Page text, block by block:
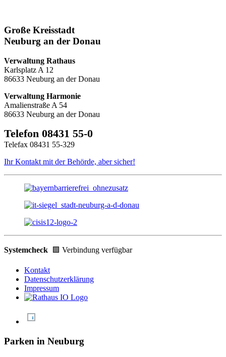
Große Kreisstadt
Neuburg an der Donau
Verwaltung Rathaus
Karlsplatz A 12
86633 Neuburg an der Donau
Verwaltung Harmonie
Amalienstraße A 54
86633 Neuburg an der Donau
Telefon 08431 55-0
Telefax 08431 55-329
Ihr Kontakt mit der Behörde, aber sicher!
Systemcheck 🟩 Verbindung verfügbar
Kontakt
Datenschutzerklärung
Impressum
Parken in Neuburg